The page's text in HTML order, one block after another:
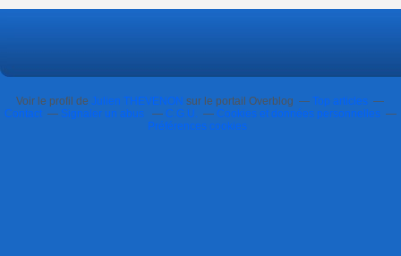
Voir le profil deJulien THEVENON sur le portail Overblog
Top articles
Contact
Signaler un abus C.G.U.
Cookies et données personnelles
Préférences cookies